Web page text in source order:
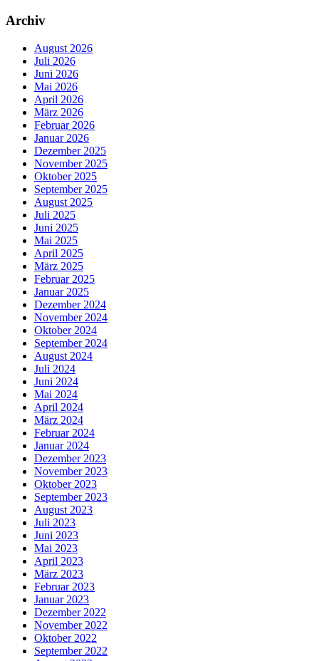
Archiv
August 2026
Juli 2026
Juni 2026
Mai 2026
April 2026
März 2026
Februar 2026
Januar 2026
Dezember 2025
November 2025
Oktober 2025
September 2025
August 2025
Juli 2025
Juni 2025
Mai 2025
April 2025
März 2025
Februar 2025
Januar 2025
Dezember 2024
November 2024
Oktober 2024
September 2024
August 2024
Juli 2024
Juni 2024
Mai 2024
April 2024
März 2024
Februar 2024
Januar 2024
Dezember 2023
November 2023
Oktober 2023
September 2023
August 2023
Juli 2023
Juni 2023
Mai 2023
April 2023
März 2023
Februar 2023
Januar 2023
Dezember 2022
November 2022
Oktober 2022
September 2022